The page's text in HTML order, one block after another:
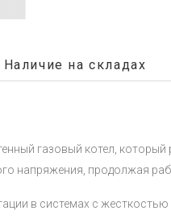
Наличие на складах
газовый котел,
напряжения, продолжая
в системах с